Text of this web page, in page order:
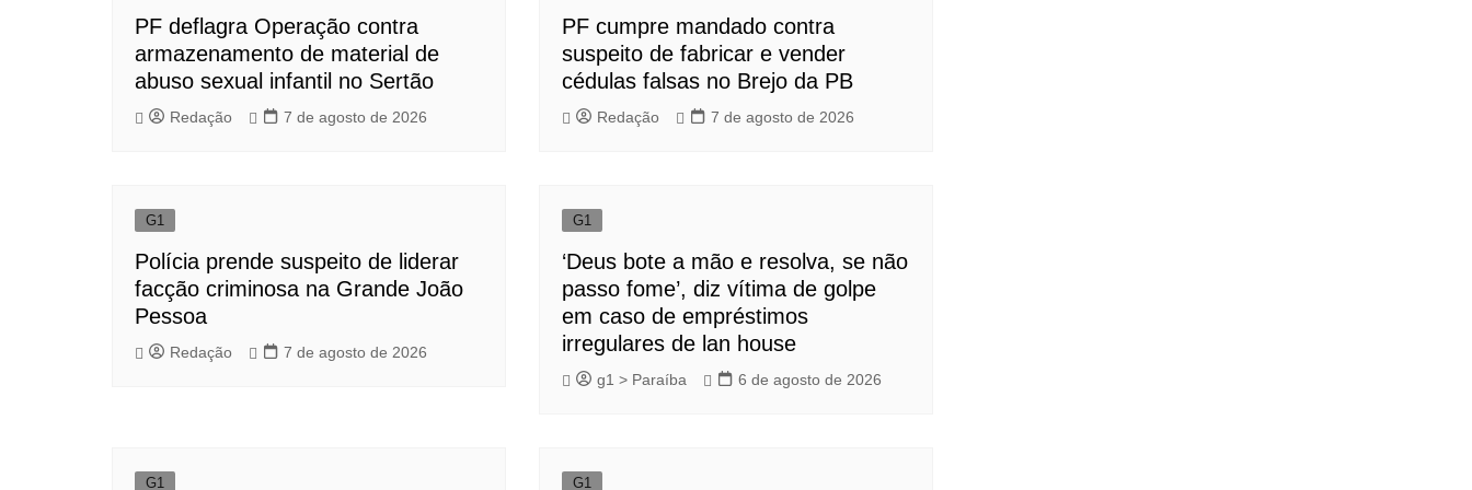
PF deflagra Operação contra
armazenamento de material de
abuso sexual infantil no Sertão
Redação 7 de agosto de 2026
PF cumpre mandado contra
suspeito de fabricar e vender
cédulas falsas no Brejo da PB
Redação 7 de agosto de 2026
G1
Polícia prende suspeito de liderar
facção criminosa na Grande João
Pessoa
Redação 7 de agosto de 2026
G1
‘Deus bote a mão e resolva, se não
passo fome’, diz vítima de golpe
em caso de empréstimos
irregulares de lan house
g1 > Paraíba 6 de agosto de 2026
G1 G1